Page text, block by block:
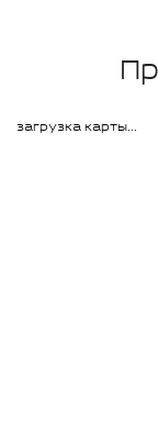
загрузка карты...